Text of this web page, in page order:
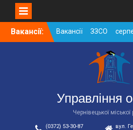
SkipВакансії:
Вакансії ЗЗСО
2026
Вакансії ЗЗСО
Вакансії у ЗДО
дошкільних
ЗЗСО станом
01.08.2026 р.
Управління
Чернівецької міської
(0372) 53-30-87
вул.